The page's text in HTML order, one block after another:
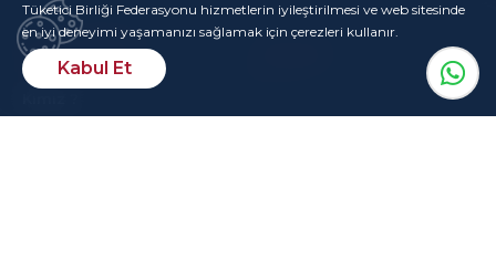
Hakkımızda
Tüketici Birliği Federasyonu hizmetlerin iyileştirilmesi ve web sitesinde
en iyi deneyimi yaşamanızı sağlamak için çerezleri kullanır.
Kabul Et